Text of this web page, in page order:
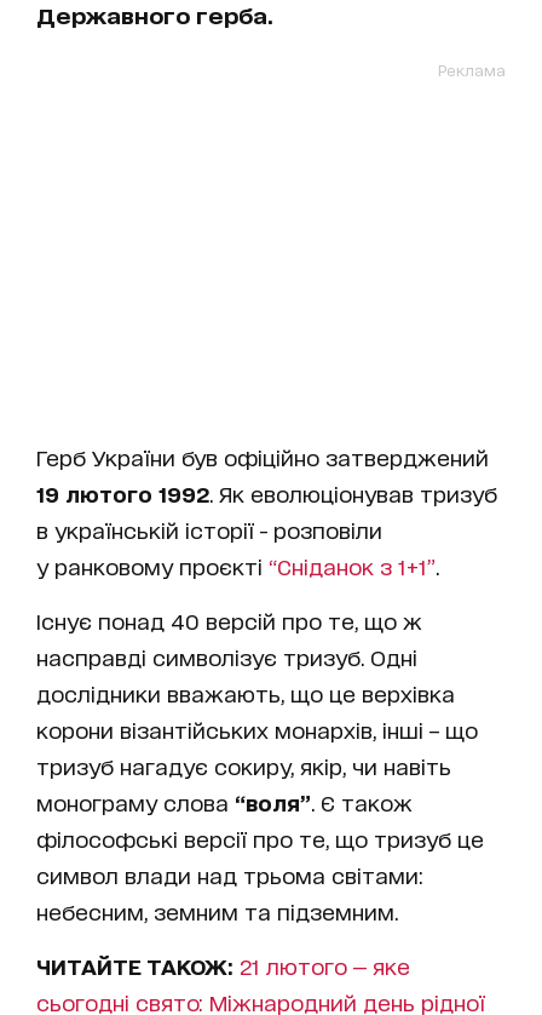
Державного герба.
Реклама
Герб України був офіційно затверджений
19 лютого 1992 . Як еволюціонував тризуб
в українській історії - розповіли
у ранковому проєкті “Сніданок з 1+1”
Існує понад 40 версій про те, що ж
насправді символізує тризуб. Одні
дослідники вважають, що це верхівка
корони візантійських монархів, інші – що
тризуб нагадує сокиру, якір, чи навіть
монограму слова “воля” . Є також
філософські версії про те, що тризуб це
символ влади над трьома світами:
небесним, земним та підземним.
ЧИТАЙТЕ ТАКОЖ: 21 лютого — яке
сьогодні свято: Міжнародний день рідної